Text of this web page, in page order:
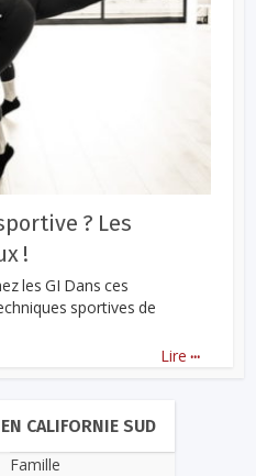
? Les
!
les GI Dans ces
sportives de
Lire ...
CALIFORNIE SUD
Famille